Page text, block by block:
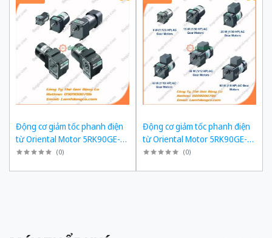
Động cơ giảm tốc phanh điện
từ Oriental Motor 5RK90GE-
SW2ML + 5GE180KF công suất
(0)
Động cơ giảm tốc phanh điện
từ Oriental Motor 5RK90GE-
SW2ML + 5GE150KF công suất
(0)